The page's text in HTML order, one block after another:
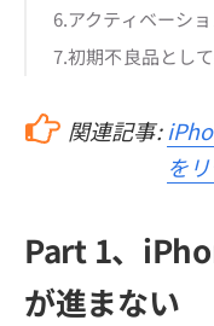
6.アクティベーシ
7.初期不良品とし
関連記事:
を
Part 1、
が進まない